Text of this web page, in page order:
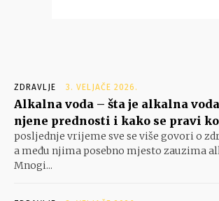
ZDRAVLJE 3. VELJAČE 2026.
Alkalna voda – šta je alkalna
njene prednosti i kako se pravi
posljednje vrijeme sve se više govori o
a među njima posebno mjesto zauzima
Mnogi...